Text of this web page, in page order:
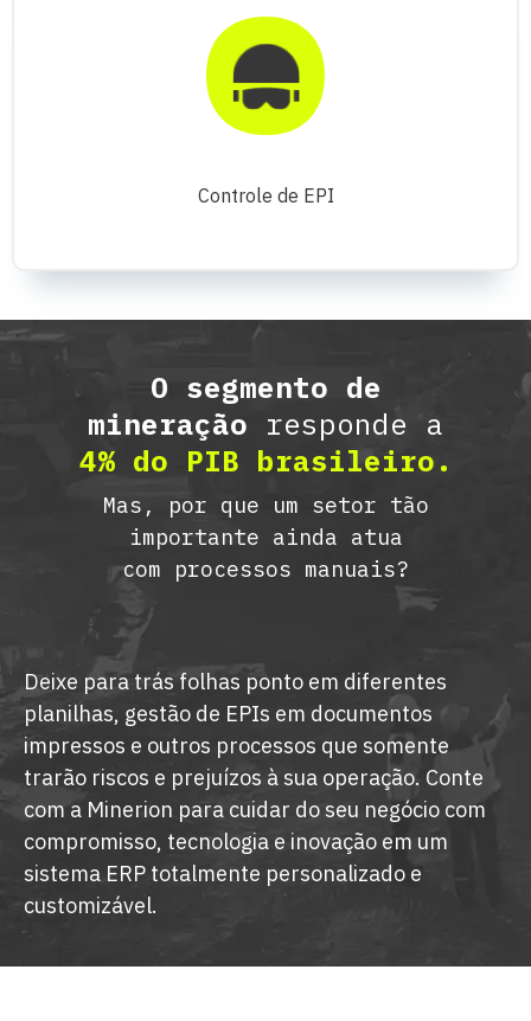
Controle de EPI
O segmento de
mineração responde a
4% do PIB brasileiro.
Mas, por que um setor tão
importante ainda atua
com processos manuais?
Deixe para trás folhas ponto em diferentes
planilhas, gestão de EPIs em documentos
impressos e outros processos que somente
trarão riscos e prejuízos à sua operação. Conte
com a Minerion para cuidar do seu negócio com
compromisso, tecnologia e inovação em um
sistema ERP totalmente personalizado e
customizável.